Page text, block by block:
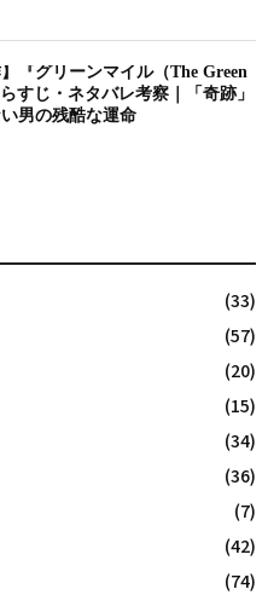
】『グリーンマイル（The Green
すじ・ネタバレ考察｜「奇跡」
男の残酷な運命
(33)
(57)
(20)
(15)
(34)
(36)
(7)
(42)
(74)